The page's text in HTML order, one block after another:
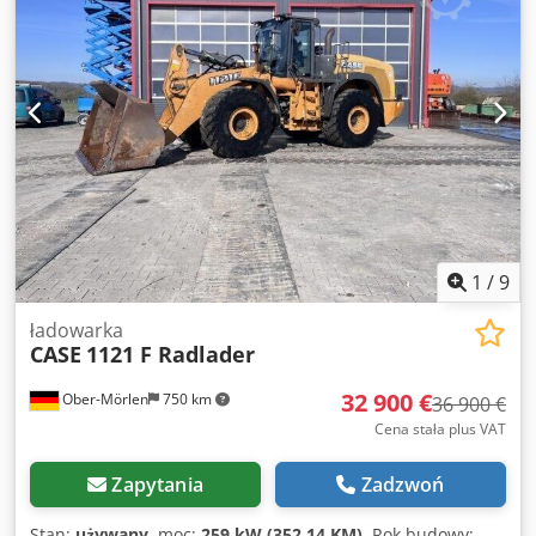
1 /9
Ober-Mörlen 750 km
ładowarka
CASE 1121 F Radlader
32 900 €36 900 €
Cena stała plus VAT
Zapytania Zadzwoń